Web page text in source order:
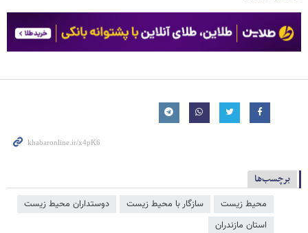
برچسب‌ها
محیط زیست سازگار با محیط زیست
دوستداران محیط زیست
استان مازندران